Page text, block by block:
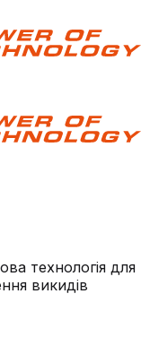
технологія для
викидів